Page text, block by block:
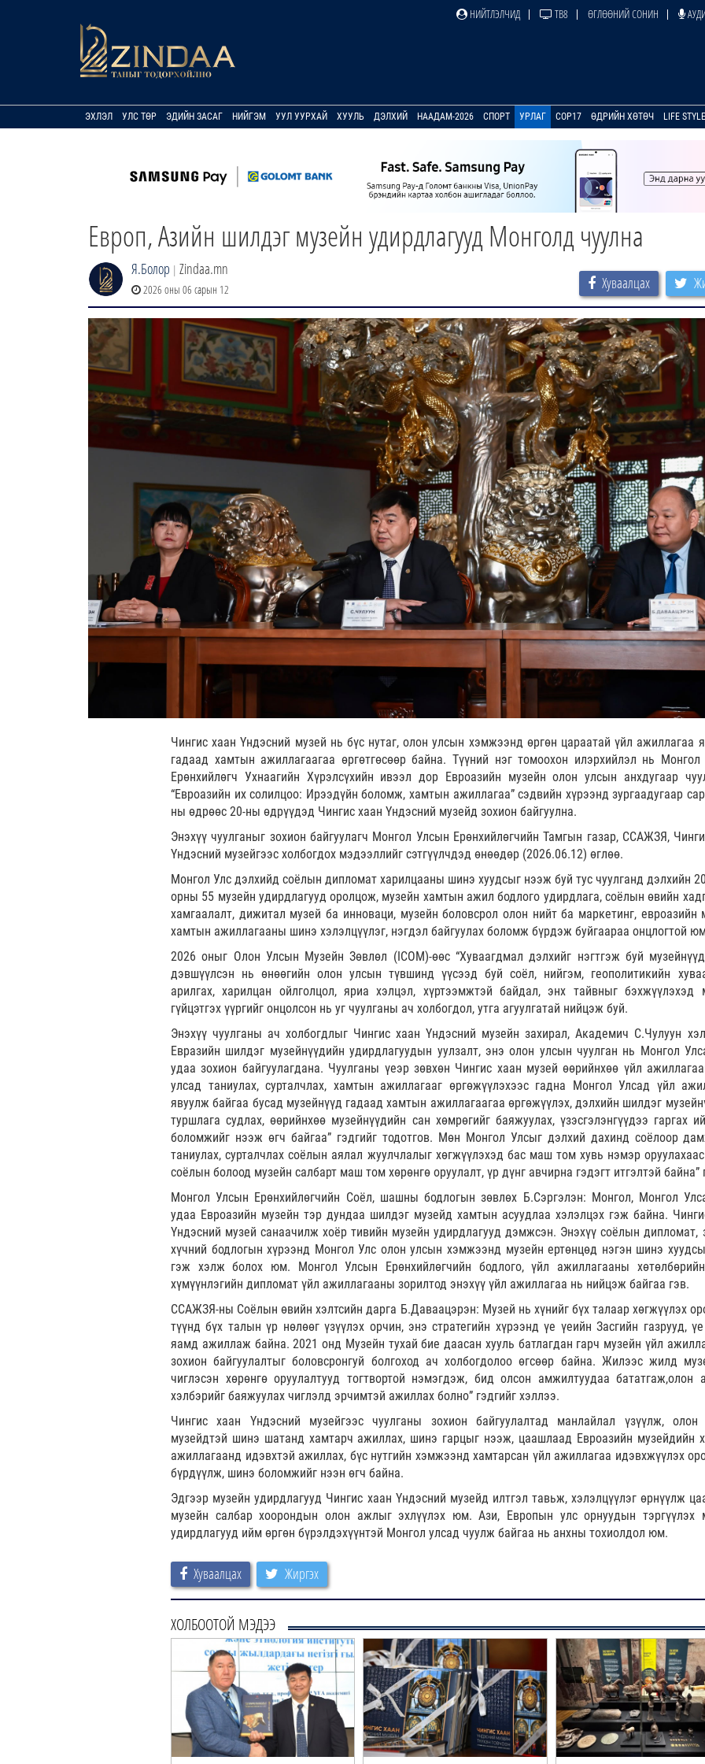
НИЙТЛЭЛЧИД ТВ8 ӨГЛӨӨНИЙ СОНИН
ЭХЛЭЛ УЛС ТӨР ЭДИЙН ЗАСАГ НИЙГЭМ УУЛ УУРХАЙ ХУУЛЬ ДЭЛХИЙ НААДАМ-2026 СПОРТ УРЛАГ COP17 ӨДРИЙН ХӨТӨЧ LIFE STYLE
Европ, Азийн шилдэг музейн удирдлагууд Монголд чуулна
Я.Болор | Zindaa.mn
2026 оны 06 сарын 12 Хуваалцах
Чингис хаан Үндэсний музей нь бүс нутаг, олон улсын хэмжээнд өргөн цараатай үйл ажиллагаа
гадаад хамтын ажиллагаагаа өргөтгөсөөр байна. Түүний нэг томоохон илэрхийлэл нь
Ерөнхийлөгч Ухнаагийн Хүрэлсүхийн ивээл дор Евроазийн музейн олон улсын анхдугаар
“Евроазийн их солилцоо: Ирээдүйн боломж, хамтын ажиллагаа” сэдвийн хүрээнд зургаадугаар
ны өдрөөс 20-ны өдрүүдэд Чингис хаан Үндэсний музейд зохион байгуулна.
Энэхүү чуулганыг зохион байгуулагч Монгол Улсын Ерөнхийлөгчийн Тамгын газар, ССАЖЗЯ,
Үндэсний музейгээс холбогдох мэдээллийг сэтгүүлчдэд өнөөдөр (2026.06.12) өглөө.
Монгол Улс дэлхийд соёлын дипломат харилцааны шинэ хуудсыг нээж буй тус чуулганд дэлхийн
орны 55 музейн удирдлагууд оролцож, музейн хамтын ажил бодлого удирдлага, соёлын өвийн
хамгаалалт, дижитал музей ба инноваци, музейн боловсрол олон нийт ба маркетинг, евроазийн
хамтын ажиллагааны шинэ хэлэлцүүлэг, нэгдэл байгуулах боломж бүрдэж буйгаараа онцлогтой
2026 оныг Олон Улсын Музейн Зөвлөл (ICOM)-өөс “Хуваагдмал дэлхийг нэгтгэж буй
дэвшүүлсэн нь өнөөгийн олон улсын түвшинд үүсээд буй соёл, нийгэм, геополитикийн
арилгах, харилцан ойлголцол, яриа хэлцэл, хүртээмжтэй байдал, энх тайвныг бэхжүүлэхэд
гүйцэтгэх үүргийг онцолсон нь уг чуулганы ач холбогдол, утга агуулгатай нийцэж буй.
Энэхүү чуулганы ач холбогдлыг Чингис хаан Үндэсний музейн захирал, Академич С.Чулуун
Евразийн шилдэг музейнүүдийн удирдлагуудын уулзалт, энэ олон улсын чуулган нь Монгол
удаа зохион байгуулагдана. Чуулганы үеэр зөвхөн Чингис хаан музей өөрийнхөө үйл
улсад таниулах, сурталчлах, хамтын ажиллагааг өргөжүүлэхээс гадна Монгол Улсад үйл
явуулж байгаа бусад музейнүүд гадаад хамтын ажиллагаагаа өргөжүүлэх, дэлхийн шилдэг
туршлага судлах, өөрийнхөө музейнүүдийн сан хөмрөгийг баяжуулах, үзэсгэлэнгүүдээ гаргах
боломжийг нээж өгч байгаа” гэдгийг тодотгов. Мөн Монгол Улсыг дэлхий дахинд соёлоор
таниулах, сурталчлах соёлын аялал жуулчлалыг хөгжүүлэхэд бас маш том хувь нэмэр
соёлын болоод музейн салбарт маш том хөрөнгө оруулалт, үр дүнг авчирна гэдэгт итгэлтэй байна”
Монгол Улсын Ерөнхийлөгчийн Соёл, шашны бодлогын зөвлөх Б.Сэргэлэн: Монгол, Монгол
удаа Евроазийн музейн тэр дундаа шилдэг музейд хамтын асуудлаа хэлэлцэх гэж байна.
Үндэсний музей санаачилж хоёр тивийн музейн удирдлагууд дэмжсэн. Энэхүү соёлын дипломат,
хүчний бодлогын хүрээнд Монгол Улс олон улсын хэмжээнд музейн ертөнцөд нэгэн шинэ
гэж хэлж болох юм. Монгол Улсын Ерөнхийлөгчийн бодлого, үйл ажиллагааны
хүмүүнлэгийн дипломат үйл ажиллагааны зорилтод энэхүү үйл ажиллагаа нь нийцэж байгаа гэв.
ССАЖЗЯ-ны Соёлын өвийн хэлтсийн дарга Б.Даваацэрэн: Музей нь хүнийг бүх талаар хөгжүүлэх
түүнд бүх талын үр нөлөөг үзүүлэх орчин, энэ стратегийн хүрээнд үе үеийн Засгийн газрууд,
яамд ажиллаж байна. 2021 онд Музейн тухай бие даасан хууль батлагдан гарч музейн үйл
зохион байгуулалтыг боловсронгуй болгоход ач холбогдолоо өгсөөр байна. Жилээс жилд
чиглэсэн хөрөнгө оруулалтууд тогтвортой нэмэгдэж, бид олсон амжилтуудаа бататгаж,олон
хэлбэрийг баяжуулах чиглэлд эрчимтэй ажиллах болно” гэдгийг хэллээ.
Чингис хаан Үндэсний музейгээс чуулганы зохион байгуулалтад манлайлал үзүүлж, олон
музейдтэй шинэ шатанд хамтарч ажиллах, шинэ гарцыг нээж, цаашлаад Евроазийн музейдийн
ажиллагаанд идэвхтэй ажиллах, бүс нутгийн хэмжээнд хамтарсан үйл ажиллагаа идэвхжүүлэх
бүрдүүлж, шинэ боломжийг нээн өгч байна.
Эдгээр музейн удирдлагууд Чингис хаан Үндэсний музейд илтгэл тавьж, хэлэлцүүлэг өрнүүлж
музейн салбар хоорондын олон ажлыг эхлүүлэх юм. Ази, Европын улс орнуудын тэргүүлэх
удирдлагууд ийм өргөн бүрэлдэхүүнтэй Монгол улсад чуулж байгаа нь анхны тохиолдол юм.
Хуваалцах Жиргэх
ХОЛБООТОЙ МЭДЭЭ